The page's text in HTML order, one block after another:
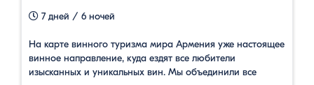
7 дней / 6 ночей
На карте винного туризма мира Армения уже настоящее
винное направление, куда ездят все любители
изысканных и уникальных вин. Мы объединили все